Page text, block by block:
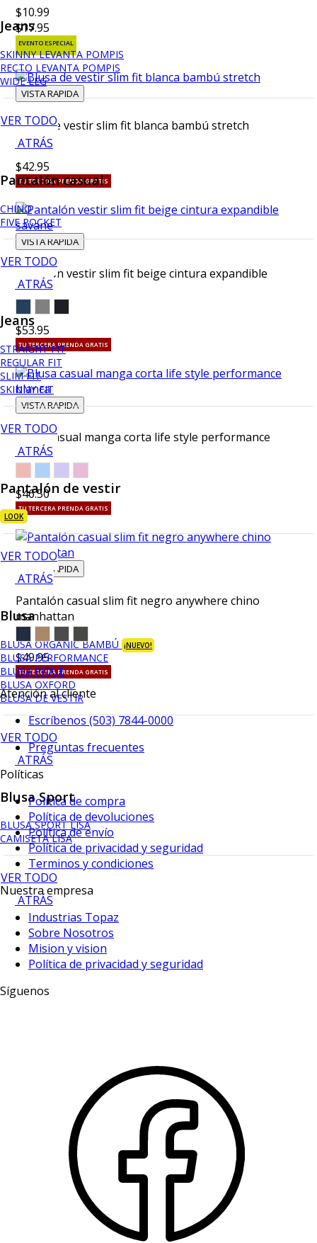
Jeans
SKINNY LEVANTA POMPIS
RECTO LEVANTA POMPIS
WIDE LEG
VER TODO
ATRÁS
Pantalón casual
CHINO
FIVE POCKET
VER TODO
ATRÁS
Jeans
STRAIGHT FIT
REGULAR FIT
SLIM FIT
SKINNY FIT
VER TODO
ATRÁS
Pantalón de vestir
LOOK
VER TODO
ATRÁS
Blusa
BLUSA ORGANIC BAMBÚ ¡NUEVO!
BLUSA PERFORMANCE
BLUSA PIQUÉ
BLUSA OXFORD
BLUSA DE VESTIR
VER TODO
ATRÁS
Blusa Sport
BLUSA SPORT LISA
CAMISETA LISA
VER TODO
ATRÁS
$10.99
$17.95
EVENTO ESPECIAL
VISTA RAPIDA
Blusa de vestir slim fit blanca bambú stretch
$42.95
TU TERCERA PRENDA GRATIS
VISTA RAPIDA
Pantalón vestir slim fit beige cintura expandible
savane
$53.95
TU TERCERA PRENDA GRATIS
VISTA RAPIDA
Blusa casual manga corta life style performance
blanca
$46.50
TU TERCERA PRENDA GRATIS
VISTA RAPIDA
Pantalón casual slim fit negro anywhere chino
manhattan
$49.95
TU TERCERA PRENDA GRATIS
Atención al cliente
Escríbenos (503) 7844-0000
Preguntas frecuentes
Políticas
Política de compra
Política de devoluciones
Política de envío
Política de privacidad y seguridad
Terminos y condiciones
Nuestra empresa
Industrias Topaz
Sobre Nosotros
Mision y vision
Política de privacidad y seguridad
Síguenos